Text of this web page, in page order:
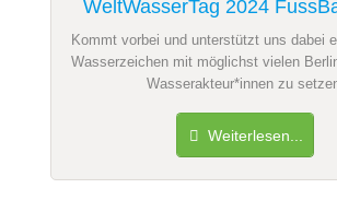
WeltWasserTag 2024
Kommt vorbei und unterstützt uns dabei
Wasserzeichen mit möglichst vielen
Wasserakteur*innen zu
Weiterlesen...